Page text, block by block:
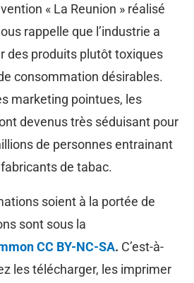
« La Reunion » réalisé
rappelle que l’industrie a
des produits plutôt toxiques
consommation désirables.
marketing pointues, les
devenus très séduisant pour
de personnes entrainant
de tabac.
soient à la portée de
sont sous la
CC BY-NC-SA. C’est-à-
les télécharger, les imprimer